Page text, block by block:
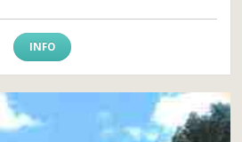
INFO